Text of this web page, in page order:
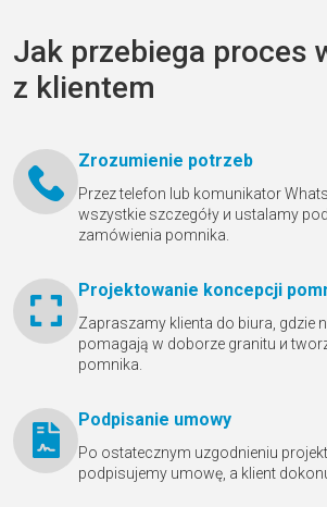
Jak przebiega proces
z klientem
Zrozumienie potrzeb
Przez telefon lub komunikator
wszystkie szczegóły и ustalamy
zamówienia pomnika.
Projektowanie koncepcji
Zapraszamy klienta do biura, gdzie
pomagają w doborze granitu и
pomnika.
Podpisanie umowy
Po ostatecznym uzgodnieniu
podpisujemy umowę, a klient